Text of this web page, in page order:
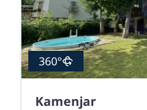
360°
Kamenjar